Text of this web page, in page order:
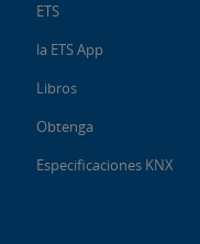
ETS
la ETS App
Libros
Obtenga
Especificaciones KNX